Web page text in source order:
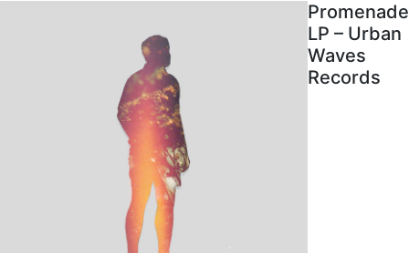
Promenade
LP – Urban
Waves
Records